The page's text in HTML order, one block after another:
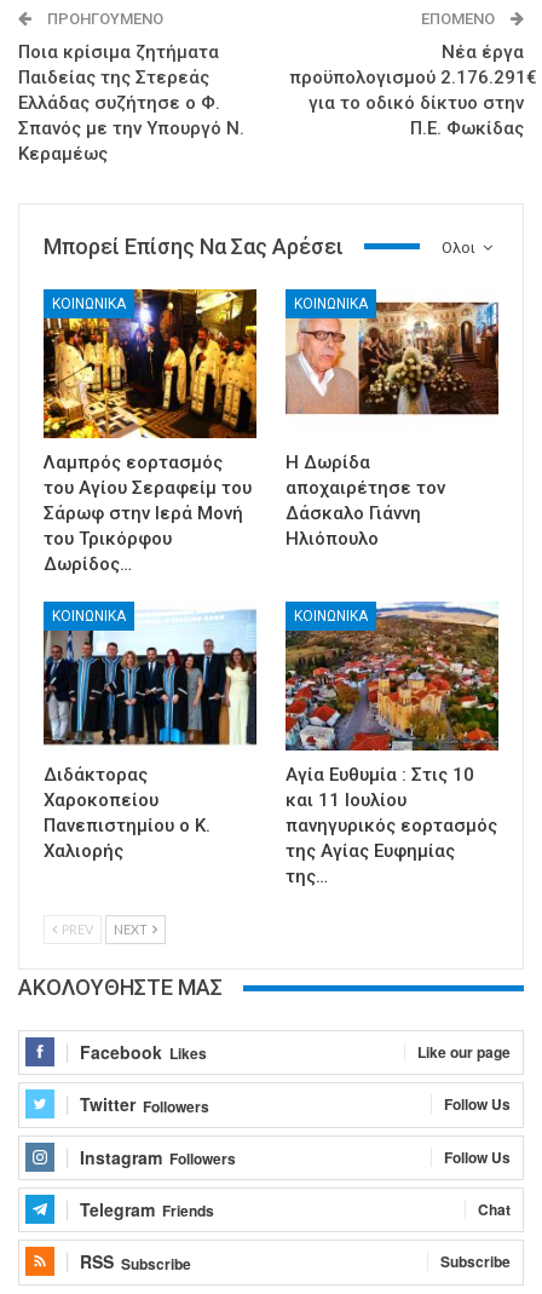
ΠΡΟΗΓΟΎΜΕΝΟ
Ποια κρίσιμα ζητήματα
Παιδείας της Στερεάς
Ελλάδας συζήτησε ο Φ.
Σπανός με την Υπουργό Ν.
Κεραμέως
ΕΠΌΜΕΝΟ
Νέα έργα
προϋπολογισμού 2.176.291€
για το οδικό δίκτυο στην
Π.Ε. Φωκίδας
Ολοι
Μπορεί Επίσης Να Σας Αρέσει
ΚΟΙΝΩΝΙΚΑ
Λαμπρός εορτασμός
του Αγίου Σεραφείμ του
Σάρωφ στην Ιερά Μονή
του Τρικόρφου
Δωρίδος…
ΚΟΙΝΩΝΙΚΑ
Η Δωρίδα
αποχαιρέτησε τον
Δάσκαλο Γιάννη
Ηλιόπουλο
ΚΟΙΝΩΝΙΚΑ
Διδάκτορας
Χαροκοπείου
Πανεπιστημίου ο Κ.
Χαλιορής
ΚΟΙΝΩΝΙΚΑ
Αγία Ευθυμία : Στις 10
και 11 Ιουλίου
πανηγυρικός εορτασμός
της Αγίας Ευφημίας
της…
PREV NEXT
ΑΚΟΛΟΥΘΗΣΤΕ ΜΑΣ
Facebook Likes Like our page
Twitter Followers Follow Us
Instagram Followers Follow Us
Telegram Friends Chat
RSS Subscribe Subscribe